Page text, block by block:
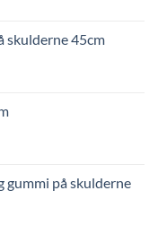
skulderne 45cm
gummi på skulderne